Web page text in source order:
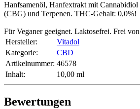
Hanfsamenöl, Hanfextrakt mit
(CBG) und Terpenen. THC-Gehalt: 0,0%!
Für Veganer geeignet. Laktosefrei. Frei
Hersteller:
Vitadol
Kategorie:
CBD
Artikelnummer: 46578
Inhalt‍:
10,00 ml
Bewertungen